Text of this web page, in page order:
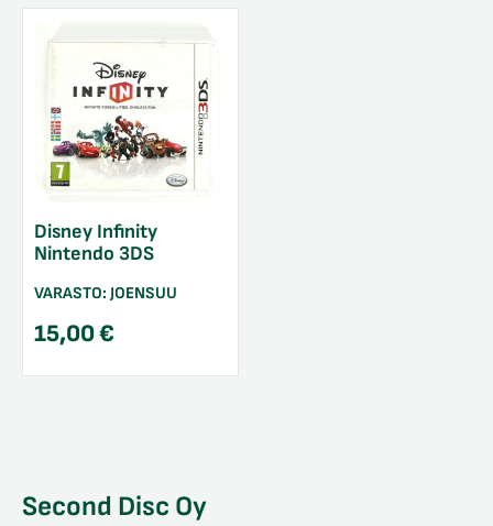
Disney Infinity
Nintendo 3DS
VARASTO: JOENSUU
15,00€
Second Disc Oy